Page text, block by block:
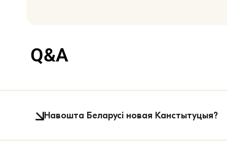
Q&A
Навошта Беларусі новая Канстытуцыя?